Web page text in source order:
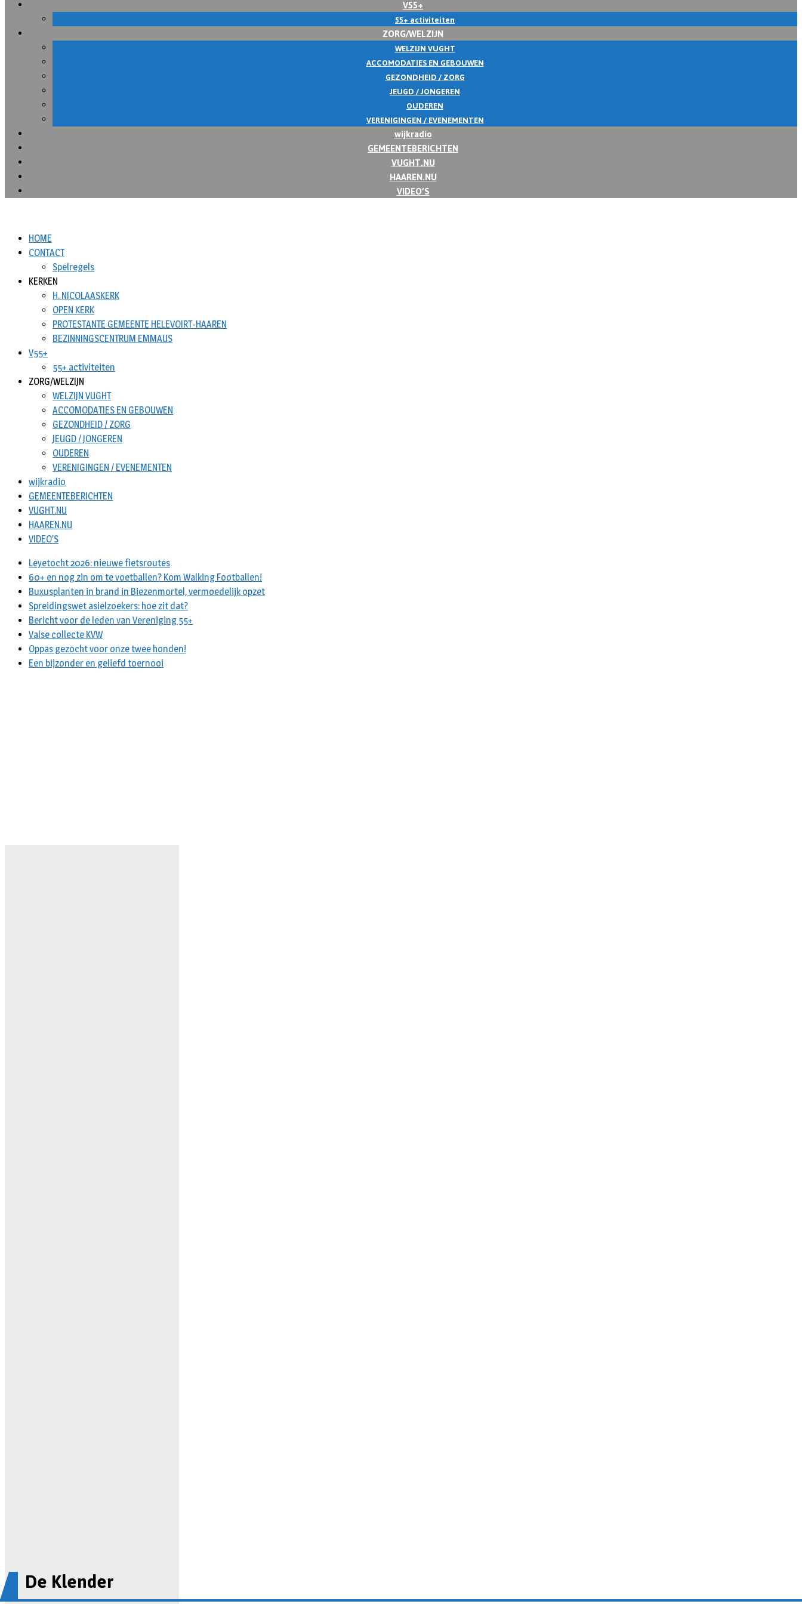
V55+
55+ activiteiten
ZORG/WELZIJN
WELZIJN VUGHT
ACCOMODATIES EN GEBOUWEN
GEZONDHEID / ZORG
JEUGD / JONGEREN
OUDEREN
VERENIGINGEN / EVENEMENTEN
wijkradio
GEMEENTEBERICHTEN
VUGHT.NU
HAAREN.NU
VIDEO’S
HOME
CONTACT
Spelregels
KERKEN
H. NICOLAASKERK
OPEN KERK
PROTESTANTE GEMEENTE HELEVOIRT-HAAREN
BEZINNINGSCENTRUM EMMAUS
V55+
55+ activiteiten
ZORG/WELZIJN
WELZIJN VUGHT
ACCOMODATIES EN GEBOUWEN
GEZONDHEID / ZORG
JEUGD / JONGEREN
OUDEREN
VERENIGINGEN / EVENEMENTEN
wijkradio
GEMEENTEBERICHTEN
VUGHT.NU
HAAREN.NU
VIDEO’S
Leyetocht 2026: nieuwe fietsroutes
60+ en nog zin om te voetballen? Kom Walking Footballen!
Buxusplanten in brand in Biezenmortel, vermoedelijk opzet
Spreidingswet asielzoekers: hoe zit dat?
Bericht voor de leden van Vereniging 55+
Valse collecte KVW
Oppas gezocht voor onze twee honden!
Een bijzonder en geliefd toernooi
De Klender